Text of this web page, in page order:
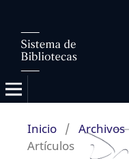
Inicio / Archivos
Artículos